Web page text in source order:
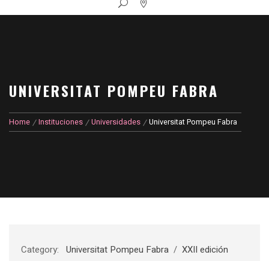
UNIVERSITAT POMPEU FABRA
Home Instituciones Universidades Universitat Pompeu Fabra
Category: Universitat Pompeu Fabra / XXII edición